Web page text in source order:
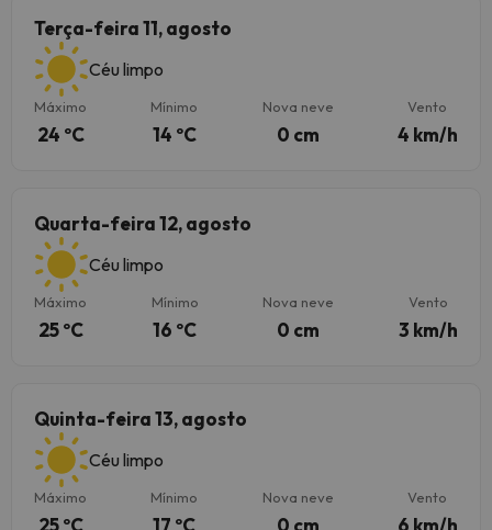
Terça-feira 11, agosto
Céu limpo
Máximo
24 ºC
Mínimo
14 ºC
Nova neve
0 cm
Vento
4 km/h
Quarta-feira 12, agosto
Céu limpo
Máximo
25 ºC
Mínimo
16 ºC
Nova neve
0 cm
Vento
3 km/h
Quinta-feira 13, agosto
Céu limpo
Máximo
25 ºC
Mínimo
17 ºC
Nova neve
0 cm
Vento
6 km/h